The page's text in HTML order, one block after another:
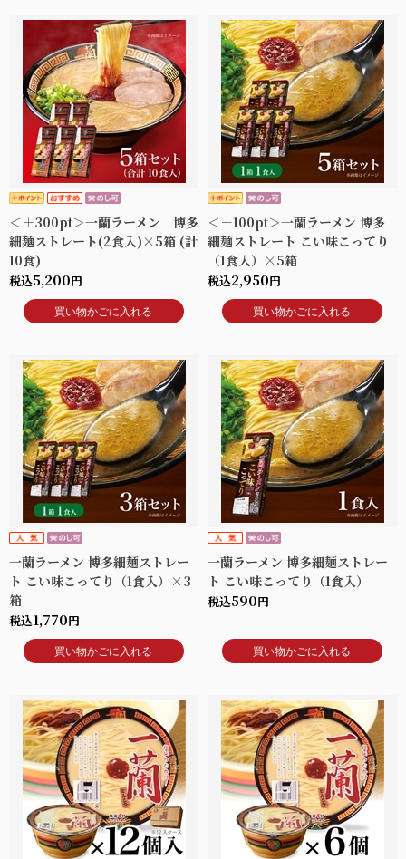
＜＋300pt＞一蘭ラーメン 博多
細麺ストレート(2食入)×5箱 (計
10食)
税込5,200円
買い物かごに入れる
＜＋100pt＞一蘭ラーメン 博多
細麺ストレート こい味こってり
（1食入）×5箱
税込2,950円
買い物かごに入れる
一蘭ラーメン 博多細麺ストレー
ト こい味こってり（1食入）×3
箱
税込1,770円
買い物かごに入れる
一蘭ラーメン 博多細麺ストレー
ト こい味こってり（1食入）
税込590円
買い物かごに入れる